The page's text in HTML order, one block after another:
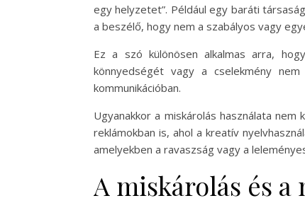
egy helyzetet”. Például egy baráti
a beszélő, hogy nem a szabályos vagy
Ez a szó különösen alkalmas arra,
könnyedségét vagy a cselekmény
kommunikációban.
Ugyanakkor a miskárolás használata
reklámokban is, ahol a kreatív
amelyekben a ravaszság vagy a
A miskárolás és a